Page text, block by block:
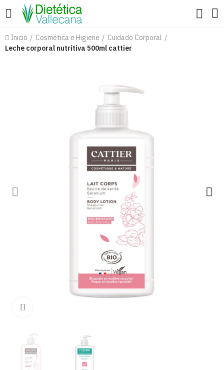
Inicio Cosmética e Higiene
Cuidado Corporal
Leche corporal nutritiva 500ml cattier